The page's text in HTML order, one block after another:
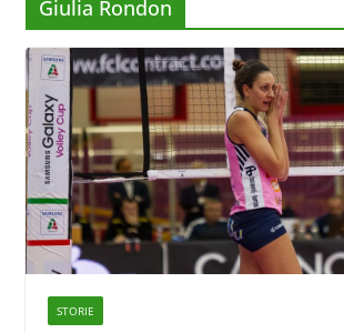
Giulia Rondon
STORIE